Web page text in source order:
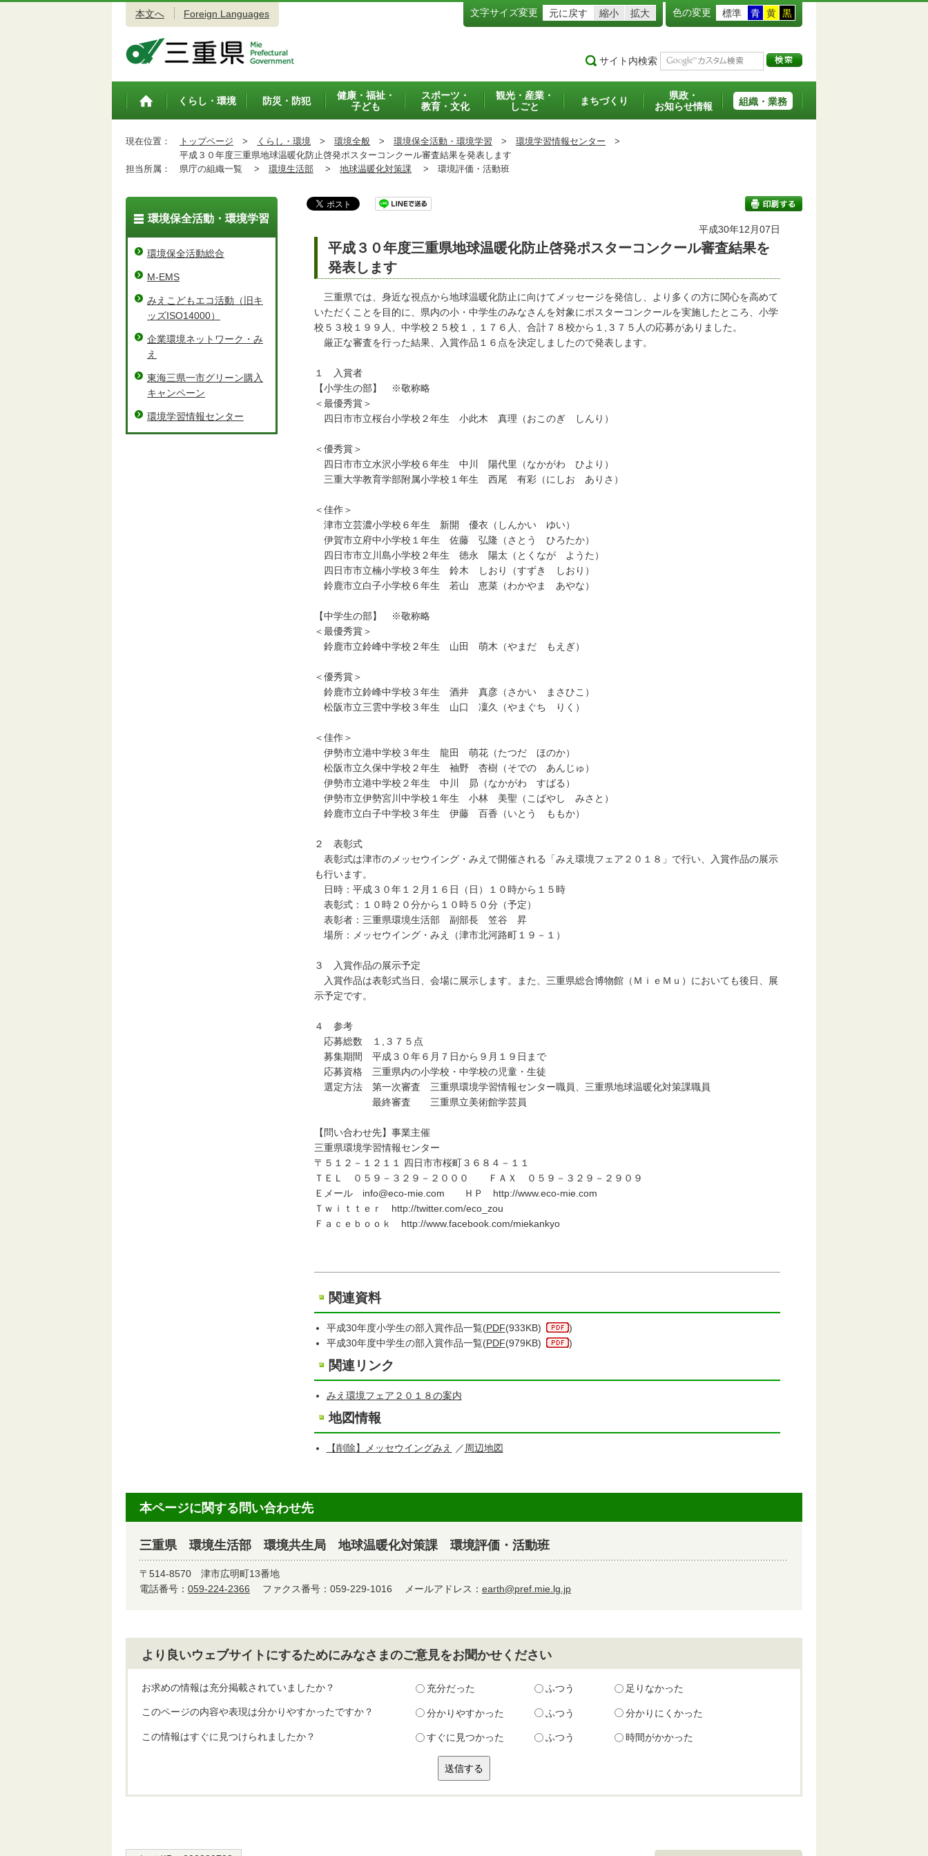
本文へ Foreign Languages 文字サイズ変更 元に戻す 縮小 拡大 色の変更 標準 青 黄 黒
サイト内検索
トップペ
くらし・環境 防災・防犯
健康・福祉・
子ども
スポーツ・
教育・文化
観光・産業・
しごと
まちづくり
県政・
お知らせ情報
組織・業務
現在位置： トップページ > くらし・環境 > 環境全般 > 環境保全活動・環境学習 > 環境学習情報センター >
平成３０年度三重県地球温暖化防止啓発ポスターコンクール審査結果を発表します
担当所属：
県庁の組織一覧 > 環境生活部 > 地球温暖化対策課 > 環境評価・活動班
平成30年12月07日
平成３０年度三重県地球温暖化防止啓発ポスターコンクール審査結果を
発表します
三重県では、身近な視点から地球温暖化防止に向けてメッセージを発信し、より多くの方に関心を高めて
いただくことを目的に、県内の小・中学生のみなさんを対象にポスターコンクールを実施したところ、小学
校５３校１９９人、中学校２５校１，１７６人、合計７８校から１,３７５人の応募がありました。
厳正な審査を行った結果、入賞作品１６点を決定しましたので発表します。
１ 入賞者
【小学生の部】 ※敬称略
＜最優秀賞＞
四日市市立桜台小学校２年生 小此木 真理（おこのぎ しんり）
＜優秀賞＞
四日市市立水沢小学校６年生 中川 陽代里（なかがわ ひより）
三重大学教育学部附属小学校１年生 西尾 有彩（にしお ありさ）
＜佳作＞
津市立芸濃小学校６年生 新開 優衣（しんかい ゆい）
伊賀市立府中小学校１年生 佐藤 弘隆（さとう ひろたか）
四日市市立川島小学校２年生 徳永 陽太（とくなが ようた）
四日市市立楠小学校３年生 鈴木 しおり（すずき しおり）
鈴鹿市立白子小学校６年生 若山 恵菜（わかやま あやな）
【中学生の部】 ※敬称略
＜最優秀賞＞
鈴鹿市立鈴峰中学校２年生 山田 萌木（やまだ もえぎ）
＜優秀賞＞
鈴鹿市立鈴峰中学校３年生 酒井 真彦（さかい まさひこ）
松阪市立三雲中学校３年生 山口 凜久（やまぐち りく）
＜佳作＞
伊勢市立港中学校３年生 龍田 萌花（たつだ ほのか）
松阪市立久保中学校２年生 袖野 杏樹（そでの あんじゅ）
伊勢市立港中学校２年生 中川 昴（なかがわ すばる）
伊勢市立伊勢宮川中学校１年生 小林 美聖（こばやし みさと）
鈴鹿市立白子中学校３年生 伊藤 百香（いとう ももか）
２ 表彰式
表彰式は津市のメッセウイング・みえで開催される「みえ環境フェア２０１８」で行い、入賞作品の展示
も行います。
日時：平成３０年１２月１６日（日）１０時から１５時
表彰式：１０時２０分から１０時５０分（予定）
表彰者：三重県環境生活部 副部長 笠谷 昇
場所：メッセウイング・みえ（津市北河路町１９－１）
３ 入賞作品の展示予定
入賞作品は表彰式当日、会場に展示します。また、三重県総合博物館（ＭｉｅＭｕ）においても後日、展
示予定です。
４ 参考
応募総数 １,３７５点
募集期間 平成３０年６月７日から９月１９日まで
応募資格 三重県内の小学校・中学校の児童・生徒
選定方法 第一次審査 三重県環境学習情報センター職員、三重県地球温暖化対策課職員
最終審査 三重県立美術館学芸員
【問い合わせ先】事業主催
三重県環境学習情報センター
〒５１２－１２１１ 四日市市桜町３６８４－１１
ＴＥＬ ０５９－３２９－２０００ ＦＡＸ ０５９－３２９－２９０９
Ｅメール info@eco-mie.com ＨＰ http://www.eco-mie.com
Ｔｗｉｔｔｅｒ http://twitter.com/eco_zou
Ｆａｃｅｂｏｏｋ http://www.facebook.com/miekankyo
関連資料
平成30年度小学生の部入賞作品一覧(PDF(933KB)
)
平成30年度中学生の部入賞作品一覧(PDF(979KB) )
関連リンク
みえ環境フェア２０１８の案内
地図情報
【削除】メッセウイングみえ ／ 周辺地図
環境保全活動・環境学習
環境保全活動総合
M-EMS
みえこどもエコ活動（旧キ
ッズISO14000）
企業環境ネットワーク・み
え
東海三県一市グリーン購入
キャンペーン
環境学習情報センター
本ページに関する問い合わせ先
三重県 環境生活部 環境共生局 地球温暖化対策課 環境評価・活動班
〒514-8570 津市広明町13番地
電話番号： 059-224-2366 ファクス番号：059-229-1016 メールアドレス： earth@pref.mie.lg.jp
より良いウェブサイトにするためにみなさまのご意見をお聞かせください
お求めの情報は充分掲載されていましたか？ 充分だった ふつう 足りなかった
このページの内容や表現は分かりやすかったですか？ 分かりやすかった ふつう 分かりにくかった
この情報はすぐに見つけられましたか？ すぐに見つかった ふつう 時間がかかった